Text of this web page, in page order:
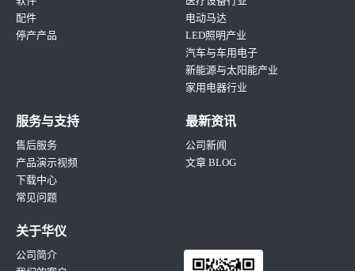
配件
停产产品
电动马达
LED照明产业
汽车与车用电子
新能源与太阳能产业
家用电器行业
服务与支持
售后服务
产品演示视频
下载中心
常见问题
最新资讯
公司新闻
文章 BLOG
关于华仪
公司简介